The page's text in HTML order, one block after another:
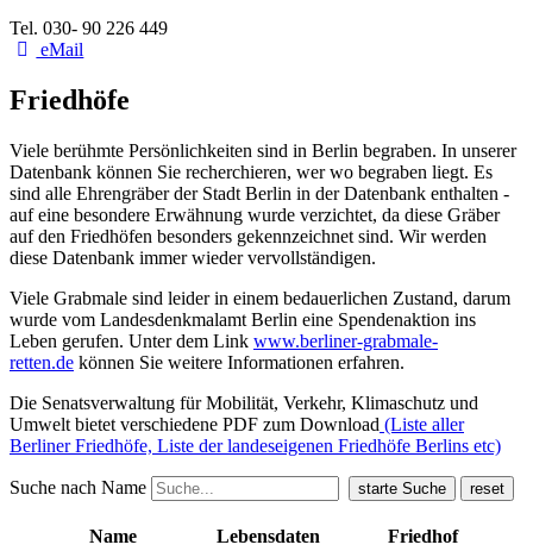
Tel. 030- 90 226 449
eMail
Friedhöfe
Viele berühmte Persönlichkeiten sind in Berlin begraben. In unserer
Datenbank können Sie recherchieren, wer wo begraben liegt. Es
sind alle Ehrengräber der Stadt Berlin in der Datenbank enthalten -
auf eine besondere Erwähnung wurde verzichtet, da diese Gräber
auf den Friedhöfen besonders gekennzeichnet sind. Wir werden
diese Datenbank immer wieder vervollständigen.
Viele Grabmale sind leider in einem bedauerlichen Zustand, darum
wurde vom Landesdenkmalamt Berlin eine Spendenaktion ins
Leben gerufen. Unter dem Link www.berliner-grabmale-
retten.de können Sie weitere Informationen erfahren.
Die Senatsverwaltung für Mobilität, Verkehr, Klimaschutz und
Umwelt bietet verschiedene PDF zum Download (Liste aller
Berliner Friedhöfe, Liste der landeseigenen Friedhöfe Berlins etc)
Suche nach Name
Name Lebensdaten Friedhof